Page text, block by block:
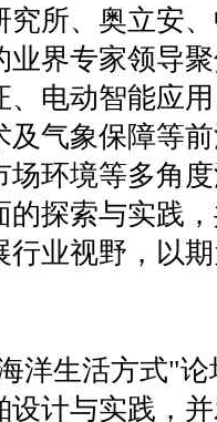
究所、奥立安
业界专家领导
、电动智能应
及气象保障等
场环境等多角
的探索与实践
行业视野，以
生活方式"论
计与实践，